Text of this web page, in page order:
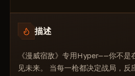
骨骼选择
碰撞箱选择
头像点
生命条
框填充
保存配置
描述
《漫威宿敌》专用Hyper——你不是
见未来。 当每一枪都决定战局，反